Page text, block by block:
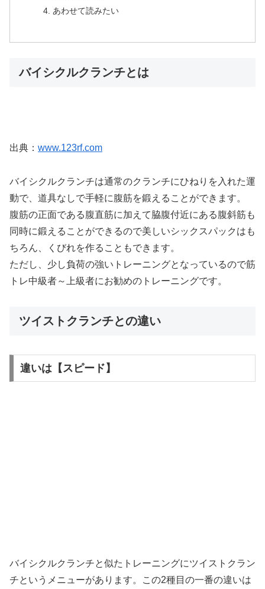
あわせて読みたい
バイシクルクランチとは
出典： www.123rf.com
バイシクルクランチは通常のクランチにひねりを入れた運
動で、道具なしで手軽に腹筋を鍛えることができます。
腹筋の正面である腹直筋に加えて脇腹付近にある腹斜筋も
同時に鍛えることができるので美しいシックスパックはも
ちろん、くびれを作ることもできます。
ただし、少し負荷の強いトレーニングとなっているので筋
トレ中級者～上級者にお勧めのトレーニングです。
ツイストクランチとの違い
違いは【スピード】
バイシクルクランチと似たトレーニングにツイストクラン
チというメニューがあります。この2種目の一番の違いは